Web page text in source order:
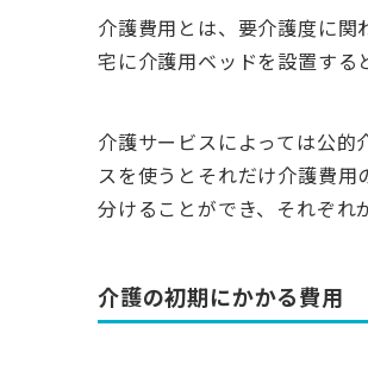
介護費用とは、要介護度に関
宅に介護用ベッドを設置する
介護サービスによっては公
スを使うとそれだけ介護費
分けることができ、それぞれ
介護の初期にかかる費用